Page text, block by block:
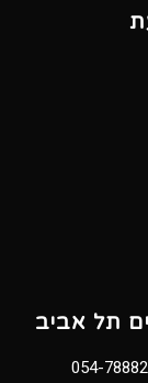
תל אביב
054-